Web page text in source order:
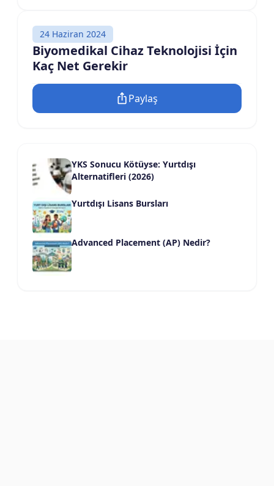
24 Haziran 2024
Biyomedikal Cihaz Teknolojisi İçin
Kaç Net Gerekir
Paylaş
YKS Sonucu Kötüyse: Yurtdışı
Alternatifleri (2026)
Yurtdışı Lisans Bursları
Advanced Placement (AP) Nedir?